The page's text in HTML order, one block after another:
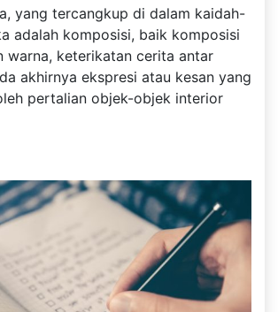
yang tercangkup di dalam kaidah-
adalah komposisi, baik komposisi
warna, keterikatan cerita antar
akhirnya ekspresi atau kesan yang
pertalian objek-objek interior